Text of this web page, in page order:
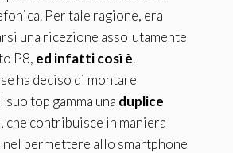
Per tale ragione, era
una ricezione assolutamente
P8, ed infatti così è.
ha deciso di montare
top gamma una duplice
, che contribuisce in maniera
permettere allo smartphone